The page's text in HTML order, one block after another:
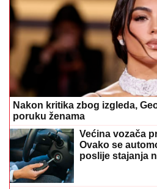
Nakon kritika zbog izgleda,
poruku ženama
Većina vozača
Ovako se
poslije stajanja